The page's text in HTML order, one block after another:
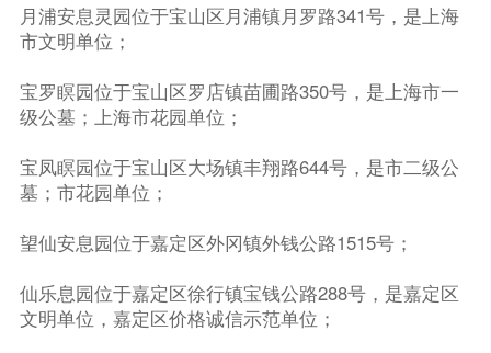
月浦安息灵园位于宝山区月浦镇月罗路341号，是上海
市文明单位；
宝罗瞑园位于宝山区罗店镇苗圃路350号，是上海市一
级公墓；上海市花园单位；
宝凤瞑园位于宝山区大场镇丰翔路644号，是市二级公
墓；市花园单位；
望仙安息园位于嘉定区外冈镇外钱公路1515号；
仙乐息园位于嘉定区徐行镇宝钱公路288号，是嘉定区
文明单位，嘉定区价格诚信示范单位；